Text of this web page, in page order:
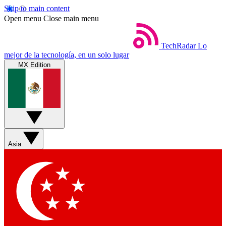
Skip to main content
Open menu Close main menu
TechRadar Lo
mejor de la tecnología, en un solo lugar
MX Edition
Asia